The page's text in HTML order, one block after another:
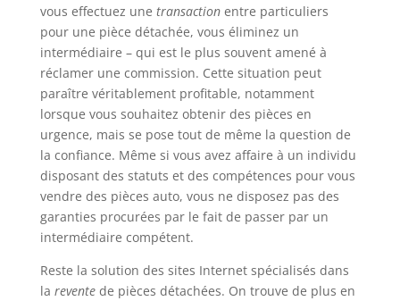
vous effectuez une transactionentre particuliers
pour une pièce détachée, vous éliminez un
intermédiaire – qui est le plus souvent amené à
réclamer une commission. Cette situation peut
paraître véritablement profitable, notamment
lorsque vous souhaitez obtenir des pièces en
urgence, mais se pose tout de même la question de
la confiance. Même si vous avez affaire à un individu
disposant des statuts et des compétences pour vous
vendre des pièces auto, vous ne disposez pas des
garanties procurées par le fait de passer par un
intermédiaire compétent.
Reste la solution des sites Internet spécialisés dans
la reventede pièces détachées. On trouve de plus en